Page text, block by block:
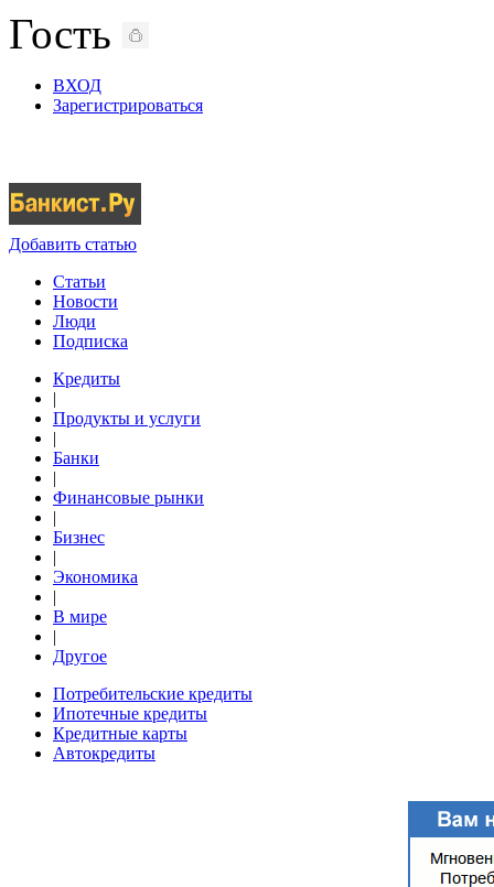
Гость
ВХОД
Зарегистрироваться
Добавить статью
Статьи
Новости
Люди
Подписка
Кредиты
|
Продукты и услуги
|
Банки
|
Финансовые рынки
|
Бизнес
|
Экономика
|
В мире
|
Другое
Потребительские кредиты
Ипотечные кредиты
Кредитные карты
Автокредиты